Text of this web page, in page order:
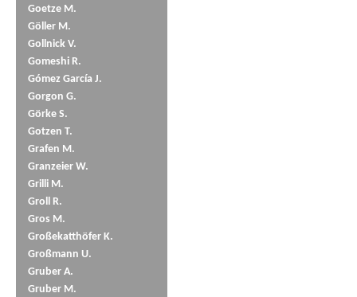
Goetze M.
Göller M.
Gollnick V.
Gomeshi R.
Gómez García J.
Gorgon G.
Görke S.
Gotzen T.
Grafen M.
Granzeier W.
Grilli M.
Groll R.
Gros M.
Großekatthöfer K.
Großmann U.
Gruber A.
Gruber M.